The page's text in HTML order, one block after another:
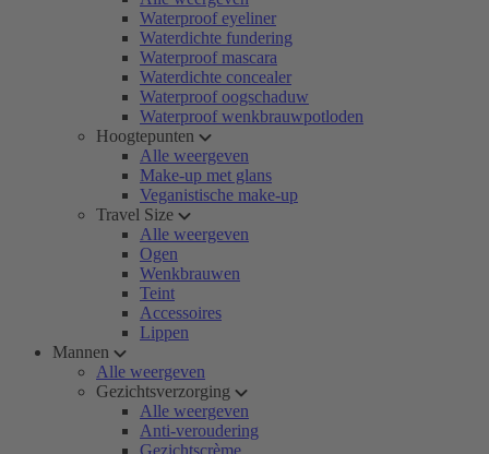
Waterproof eyeliner
Waterdichte fundering
Waterproof mascara
Waterdichte concealer
Waterproof oogschaduw
Waterproof wenkbrauwpotloden
Hoogtepunten
Alle weergeven
Make-up met glans
Veganistische make-up
Travel Size
Alle weergeven
Ogen
Wenkbrauwen
Teint
Accessoires
Lippen
Mannen
Alle weergeven
Gezichtsverzorging
Alle weergeven
Anti-veroudering
Gezichtscrème